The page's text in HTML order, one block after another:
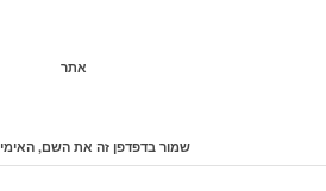
אתר
שמור בדפדפן זה את השם,